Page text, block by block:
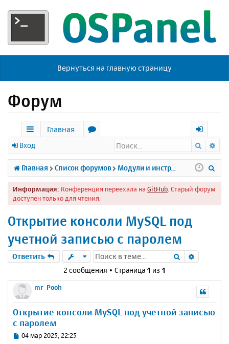
Вернуться на главную страницу
Форум
с
ы
л
к
Главная
р
у
м
х
о
д
Вход Поиск
Главная Список форумов Модули и инструменты
Информация: Конференция переехала на GitHub . Старый форум
доступен только для чтения.
Открытие консоли MySQL под
учетной записью с паролем
Ответить Поиск
2 сообщения • Страница 1 из 1
mr_Pooh
Открытие консоли MySQL под учетной записью
с паролем
С04 мар 2025, 22:25